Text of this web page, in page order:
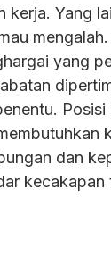
kerja. Yang
yang
dan
kecakapan